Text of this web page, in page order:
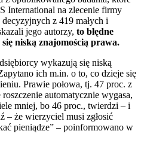
International na zlecenie firmy
z 419 małych i
jego autorzy, to błędne
niską znajomością prawa.
wykazują się niską
ich m.in. o to, co dzieje się
Prawie połowa, tj. 47 proc. z
automatycznie wygasa,
mniej, bo 46 proc., twierdzi – i
– że wierzyciel musi zgłosić
pieniądze” – poinformowano w